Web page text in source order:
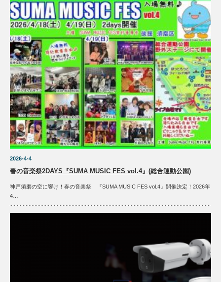
2026-4-4
春の音楽祭2DAYS『SUMA MUSIC FES vol.4』(総合運動公園)
神戸須磨の空に響け！春の音楽祭 『SUMA MUSIC FES vol.4』開催決定！2026年
4…